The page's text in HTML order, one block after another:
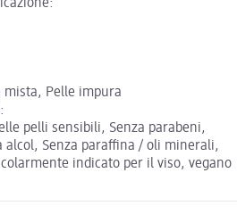
mista, Pelle impura
pelli sensibili, Senza parabeni,
alcol, Senza paraffina / oli minerali,
indicato per il viso, vegano